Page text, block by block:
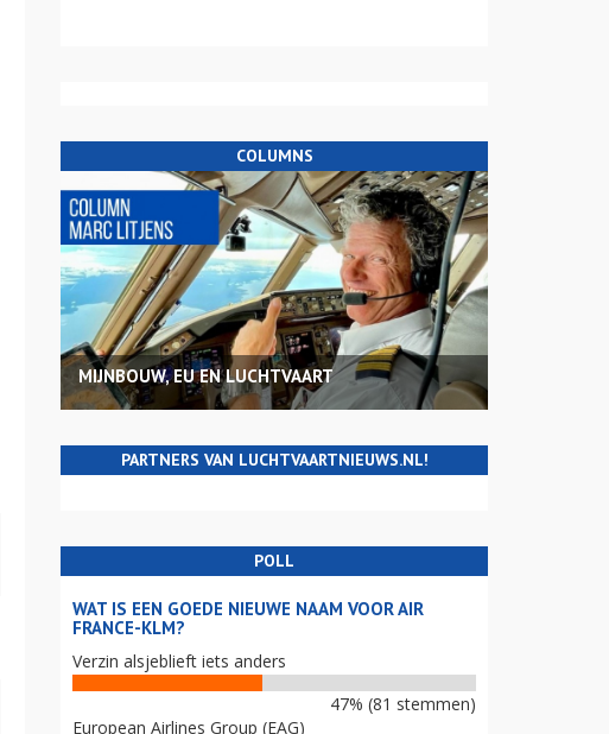
COLUMNS
MIJNBOUW, EU EN LUCHTVAART
PARTNERS VAN LUCHTVAARTNIEUWS.NL!
POLL
WAT IS EEN GOEDE NIEUWE NAAM VOOR AIR
FRANCE-KLM?
Verzin alsjeblieft iets anders
47% (81 stemmen)
European Airlines Group (EAG)